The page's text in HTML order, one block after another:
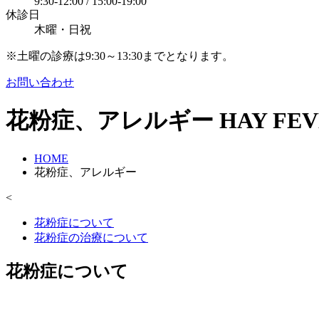
休診日
木曜・日祝
※土曜の診療は9:30～13:30までとなります。
お問い合わせ
花粉症、アレルギー HAY
HOME
花粉症、アレルギー
<
花粉症について
花粉症の治療について
花粉症について